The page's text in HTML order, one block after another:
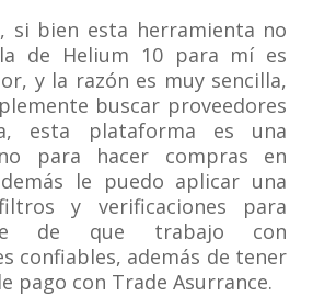
si bien esta herramienta no
de Helium 10 para mí es
y la razón es muy sencilla,
buscar proveedores
esta plataforma es una
para hacer compras en
le puedo aplicar una
y verificaciones para
de que trabajo con
confiables, además de tener
pago con Trade Asurrance.